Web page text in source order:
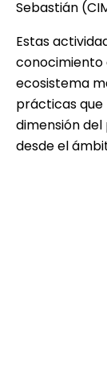
Sebastián
Estas
conocimiento
ecosistema
prácticas
dimensión
desde el